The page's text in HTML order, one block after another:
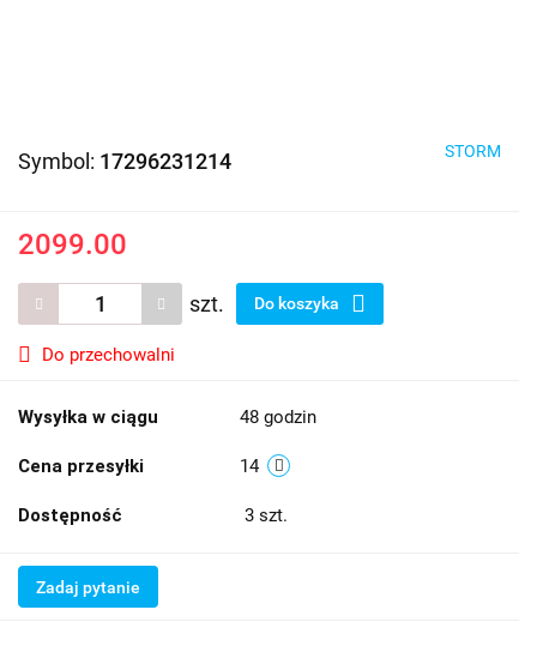
Symbol: 17296231214 STORM
2099.00
szt. Do koszyka
Do przechowalni
Wysyłka w ciągu 48 godzin
Cena przesyłki 14
Dostępność 3 szt.
Zadaj pytanie